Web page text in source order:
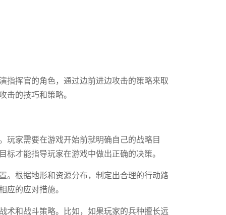
指挥官的角色，通过边前进边攻击的策略来取
的技巧和策略。
玩家需要在游戏开始前就明确自己的战略目
才能指导玩家在游戏中做出正确的决策。
。根据地形和资源分布，制定出合理的行动路
的应对措施。
术和战斗策略。比如，如果玩家的兵种擅长远